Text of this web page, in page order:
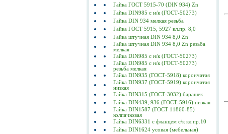
Гайка ГОСТ 5915-70 (DIN 934) Zn
Гайка DIN985 с н/к (ГОСТ-50273)
Гайка DIN 934 мелкая резьба
Гайка ГОСТ 5915, 5927 кл.пр. 8,0
Гайка штучная DIN 934 8,0 Zn
Гайка штучная DIN 934 8,0 Zn резьба
мелкая
Гайка DIN985 с н/к (ГОСТ-50273)
Гайка DIN985 с н/к (ГОСТ-50273)
резьба мелкая
Гайка DIN935 (ГОСТ-5918) корончатая
Гайка DIN937 (ГОСТ-5919) корончатая
низкая
Гайка DIN315 (ГОСТ-3032) барашек
Гайка DIN439, 936 (ГОСТ-5916) низкая
Гайка DIN1587 (ГОСТ 11860-85)
колпачковая
Гайка DIN6331 с фланцем с/к кл.пр.10
Гайка DIN1624 усовая (мебельная)